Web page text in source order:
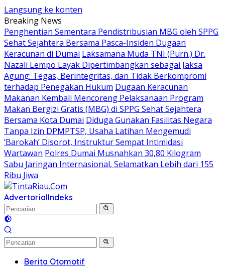
Langsung ke konten
Breaking News
Penghentian Sementara Pendistribusian MBG oleh SPPG
Sehat Sejahtera Bersama Pasca-Insiden Dugaan
Keracunan di Dumai Laksamana Muda TNI (Purn.) Dr.
Nazali Lempo Layak Dipertimbangkan sebagai Jaksa
Agung: Tegas, Berintegritas, dan Tidak Berkompromi
terhadap Penegakan Hukum Dugaan Keracunan
Makanan Kembali Mencoreng Pelaksanaan Program
Makan Bergizi Gratis (MBG) di SPPG Sehat Sejahtera
Bersama Kota Dumai Diduga Gunakan Fasilitas Negara
Tanpa Izin DPMPTSP, Usaha Latihan Mengemudi
‘Barokah’ Disorot, Instruktur Sempat Intimidasi
Wartawan Polres Dumai Musnahkan 30,80 Kilogram
Sabu Jaringan Internasional, Selamatkan Lebih dari 155
Ribu Jiwa
AdvertorialIndeks
Berita Otomotif